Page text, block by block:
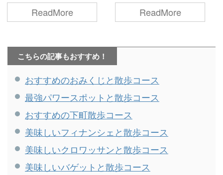
を観ると、ついつい食べたく
なる「レモンパイ」。 でも
「レモンタルト」も捨てがた
ルトが食べられるお店を探し
てきたので、私の備忘録も兼
ンパイ①「レモンパイ」（浅
ン」（押上）レモンパイ
③「ゲシャリーコーヒー」
（日比谷）レモンタルト
①「喫茶 マウンテン」（錦糸
町）レモンタルト②「ローズ
ベーカリー」（丸ノ内）レモ
ンタルト③「PAUL」（神楽
坂） 内容は記事 ...
ReadMore
のモチモチ食感、ツルッとし
たのど越しの麺が楽しめる
「海老ワンタン麵」。 この記
梅梅（日比谷）中国ラーメン
執筆時のもので、各コメント
豐（日本橋） えびと豚肉入り
ワンタン麺（税込1,290円） 塩
系の澄んだスープに大きなワ
ンタンが浮かぶ、見た目も美
しいワンタン麺。 あっさり ...
ReadMore
こちらの記事もおすすめ！
おすすめのおみくじと散歩コース
最強パワースポットと散歩コース
おすすめの下町散歩コース
美味しいフィナンシェと散歩コース
美味しいクロワッサンと散歩コース
美味しいバゲットと散歩コース